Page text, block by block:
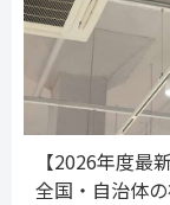
【2026年度最
全国・自治体